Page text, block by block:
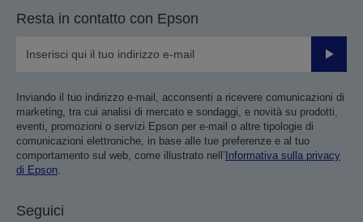
Resta in contatto con Epson
Invia
Inviando il tuo indirizzo e-mail, acconsenti a ricevere comunicazioni di
marketing, tra cui analisi di mercato e sondaggi, e novità su prodotti,
eventi, promozioni o servizi Epson per e-mail o altre tipologie di
comunicazioni elettroniche, in base alle tue preferenze e al tuo
comportamento sul web, come illustrato nell’ Informativa sulla privacy
di Epson.
Seguici